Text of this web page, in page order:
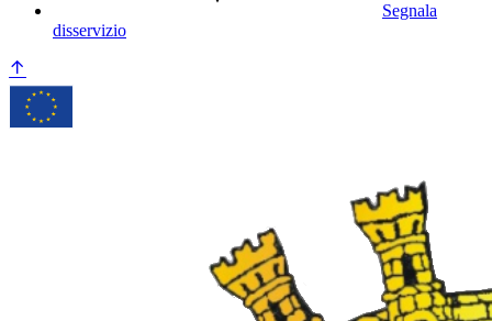
Segnala
disservizio